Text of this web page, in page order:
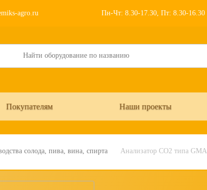
agro.ru Пн-Чт: 8.30-17.30, Пт: 8.30-
Покупателям Наши проекты
солода, пива, вина, спирта Анализатор CO2 типа GMA